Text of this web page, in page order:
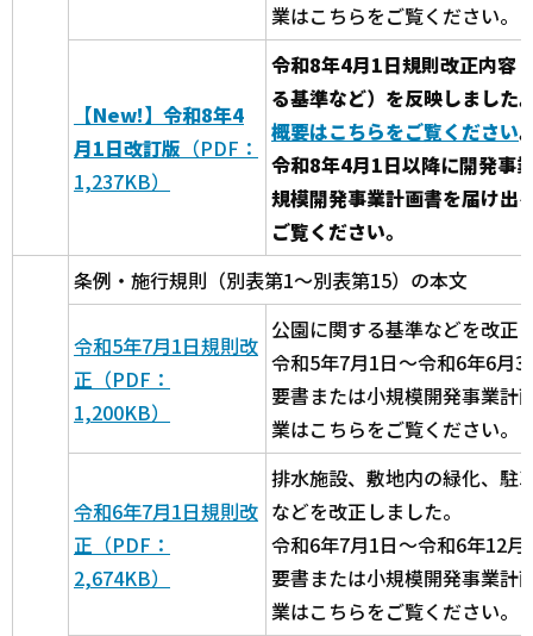
業はこちらをご覧ください。
【New!】令和8年4
月1日改訂版 （PDF：
1,237KB）
令和8年4月1日規則改正内容
る基準など）を反映しました
概要はこちらをご覧ください
令和8年4月1日以降に開発事
規模開発事業計画書を届け出
ご覧ください。
条例・施行規則（別表第1～別表第15）の本文
令和5年7月1日規則改
正（PDF：
1,200KB）
公園に関する基準などを改正
令和5年7月1日～令和6年6月
要書または小規模開発事業計
業はこちらをご覧ください。
令和6年7月1日規則改
正（PDF：
2,674KB）
排水施設、敷地内の緑化、駐
などを改正しました。
令和6年7月1日～令和6年12
要書または小規模開発事業計
業はこちらをご覧ください。